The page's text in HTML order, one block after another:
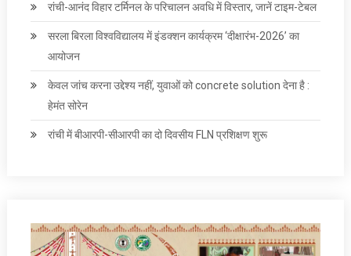
रांची-आनंद विहार टर्मिनल के परिचालन अवधि में विस्तार, जानें टाइम-टेबल
सरला बिरला विश्वविद्यालय में इंडक्शन कार्यक्रम ‘दीक्षारंभ-2026’ का
आयोजन
केवल जांच करना उद्देश्‍य नहीं, युवाओं को concrete solution देना है :
हेमंत सोरेन
रांची में बीआरपी-सीआरपी का दो दिवसीय FLN प्रशिक्षण शुरू